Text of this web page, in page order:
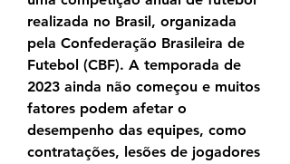
realizada no Brasil, organizada
pela Confederação Brasileira de
Futebol (CBF). A temporada de
2023 ainda não começou e muitos
fatores podem afetar o
desempenho das equipes, como
contratações, lesões de jogadores